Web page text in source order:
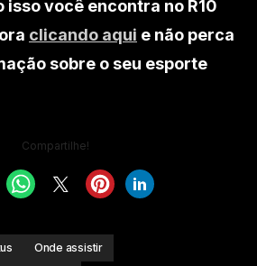
você encontra no R10
clicando aqui e não perca
sobre o seu esporte
Compartilhe!
Onde assistir